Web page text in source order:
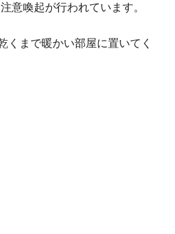
意喚起が行われています。
くまで暖かい部屋に置いてく